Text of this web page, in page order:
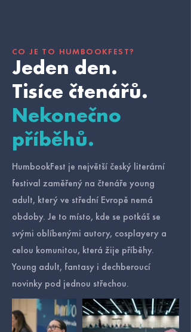
CO JE TO HUMBOOKFEST?
Jeden den.
Tisíce čtenářů.
Nekonečno
příběhů.
HumbookFest je největší český literární
festival zaměřený na čtenáře young
adult, který ve střední Evropě nemá
obdoby. Je to místo, kde se potkáš se
svými oblíbenými autory, cosplayery a
celou komunitou, která žije příběhy.
Young adult, fantasy i dechberoucí
novinky pod jednou střechou.